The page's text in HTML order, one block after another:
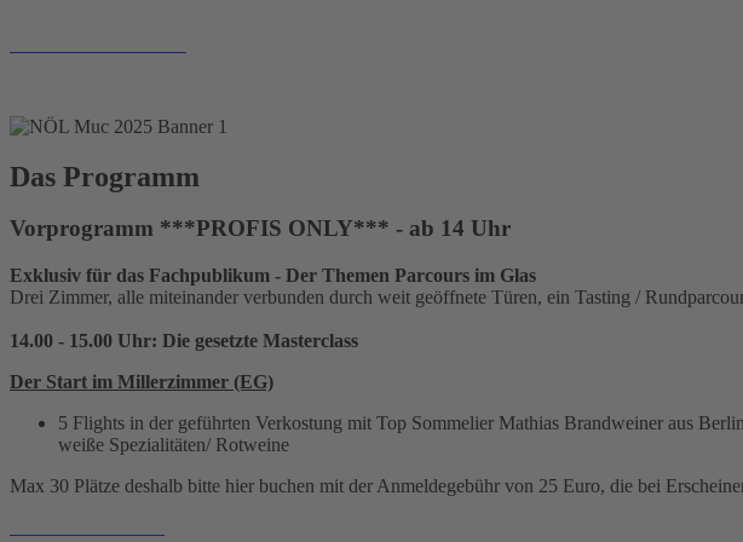
Das Programm
Vorprogramm ***PROFIS ONLY*** - ab 14 Uhr
Exklusiv für das Fachpublikum - Der Themen Parcours im Glas
Drei Zimmer, alle miteinander verbunden durch weit geöffnete Türen, ein Tasting /
14.00 - 15.00 Uhr: Die gesetzte Masterclass
Der Start im Millerzimmer (EG)
5 Flights in der geführten Verkostung mit Top Sommelier Mathias Brandweiner aus
weiße Spezialitäten/ Rotweine
Max 30 Plätze deshalb bitte hier buchen mit der Anmeldegebühr von 25 Euro, die bei